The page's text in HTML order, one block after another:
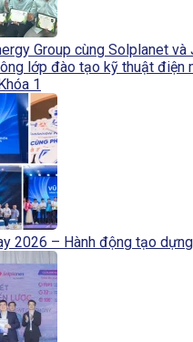
Group cùng Solplanet
lớp đào tạo kỹ thuật điện
1
2026 – Hành động tạo